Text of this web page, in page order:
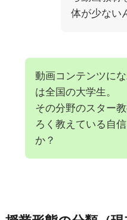
体が少ない
動画コンテンツに
は全国の大学生。
その分野のスター
ろく教えている自
か？